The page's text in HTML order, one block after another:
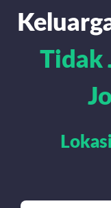
Tidak